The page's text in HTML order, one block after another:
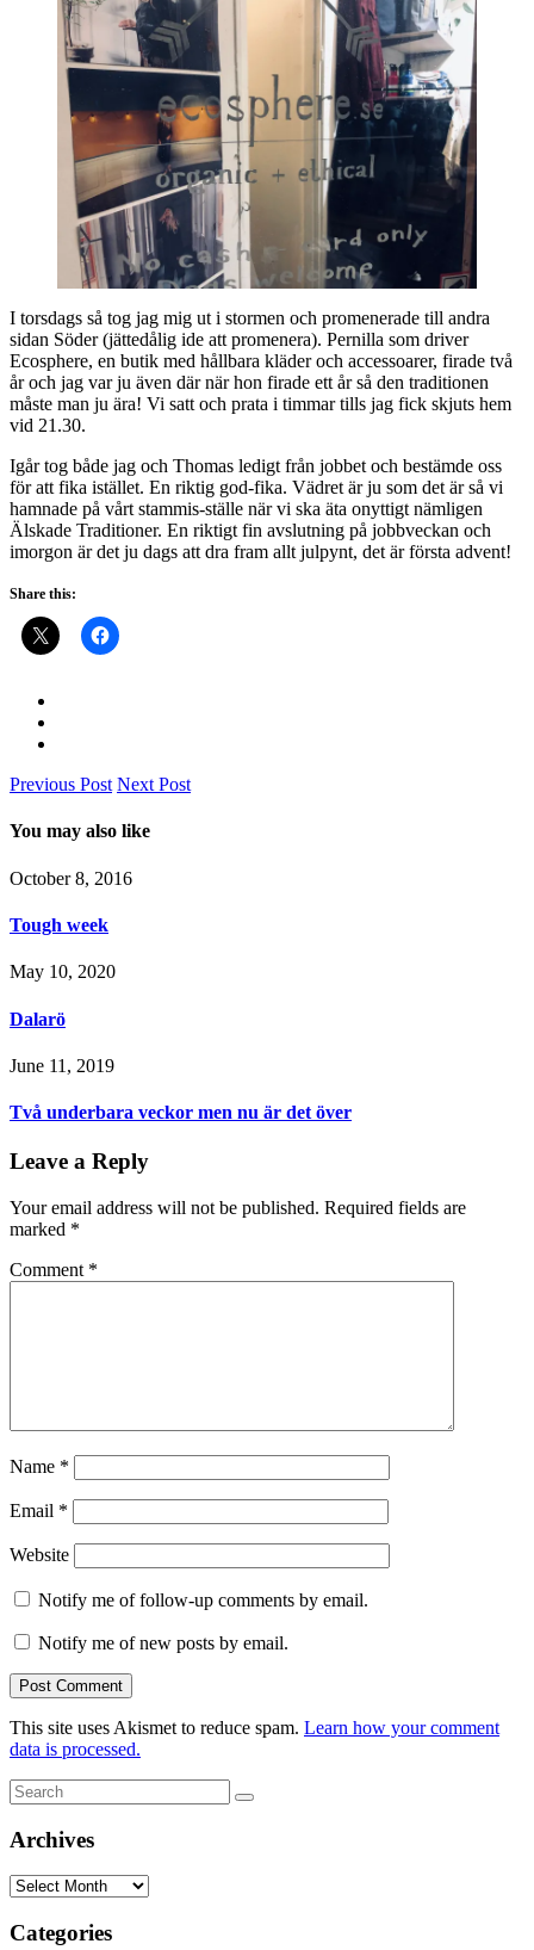
I torsdags så tog jag mig ut i stormen och promenerade till andra
sidan Söder (jättedålig ide att promenera). Pernilla som driver
Ecosphere, en butik med hållbara kläder och accessoarer, firade två
år och jag var ju även där när hon firade ett år så den traditionen
måste man ju ära! Vi satt och prata i timmar tills jag fick skjuts hem
vid 21.30.
Igår tog både jag och Thomas ledigt från jobbet och bestämde oss
för att fika istället. En riktig god-fika. Vädret är ju som det är så vi
hamnade på vårt stammis-ställe när vi ska äta onyttigt nämligen
Älskade Traditioner. En riktigt fin avslutning på jobbveckan och
imorgon är det ju dags att dra fram allt julpynt, det är första advent!
Share this:
Previous Post Next Post
You may also like
October 8, 2016
Tough week
May 10, 2020
Dalarö
June 11, 2019
Två underbara veckor men nu är det över
Leave a Reply
Your email address will not be published. Required fields are
marked *
Comment *
Name *
Email *
Website
Notify me of follow-up comments by email.
Notify me of new posts by email.
This site uses Akismet to reduce spam. Learn how your comment
data is processed.
Search
for:
Search
Archives
Archives
Categories